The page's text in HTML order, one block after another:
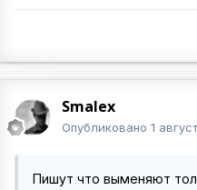
Smalex
Опубликовано 1
Пишут что выменяют